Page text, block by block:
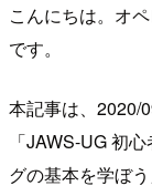
こんにちは。オ
です。
本記事は、2020/
「JAWS-UG 初
グの基本を学ぼ